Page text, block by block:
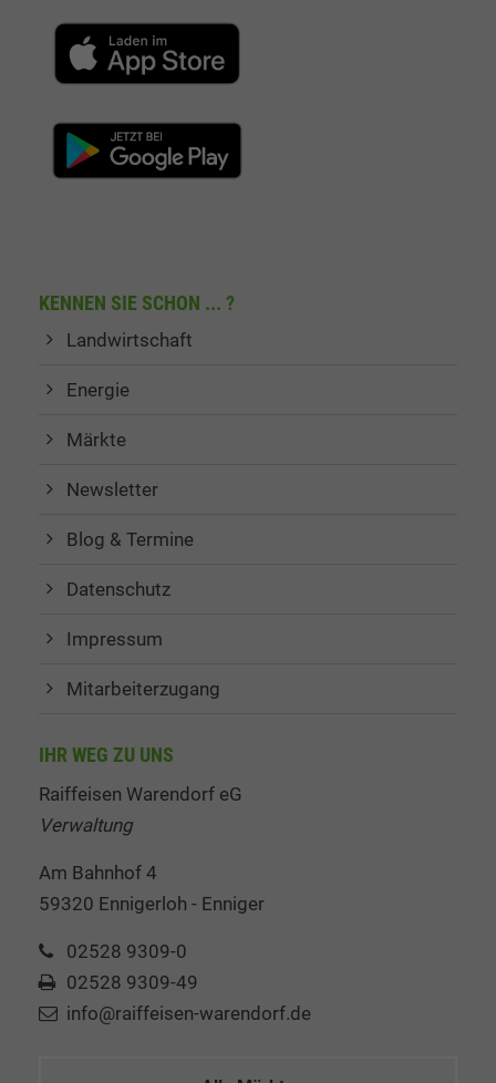
KENNEN SIE SCHON ... ?
Landwirtschaft
Energie
Märkte
Newsletter
Blog & Termine
Datenschutz
Impressum
Mitarbeiterzugang
IHR WEG ZU UNS
Raiffeisen Warendorf eG
Verwaltung
Am Bahnhof 4
59320 Ennigerloh - Enniger
02528 9309-0
02528 9309-49
info@raiffeisen-warendorf.de